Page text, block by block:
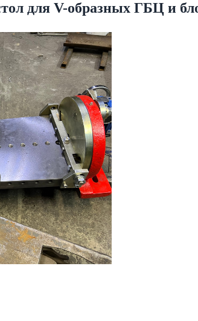
для V-образных ГБЦ и